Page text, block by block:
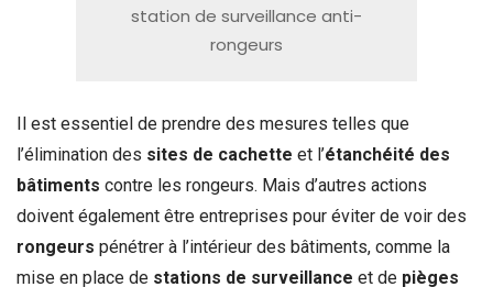
station de surveillance anti-
rongeurs
Il est essentiel de prendre des mesures telles que
l’élimination des sites de cachette et l’étanchéité des
bâtiments contre les rongeurs. Mais d’autres actions
doivent également être entreprises pour éviter de voir des
rongeurs pénétrer à l’intérieur des bâtiments, comme la
mise en place de stations de surveillance et de pièges